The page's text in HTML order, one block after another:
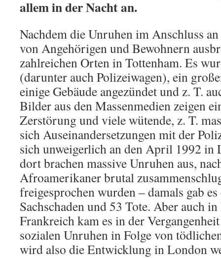
allem in der Nacht an.
Nachdem die Unruhen im Anschluss
von Angehörigen und Bewohnern
zahlreichen Orten in Tottenham. Es
(darunter auch Polizeiwagen), ein
einige Gebäude angezündet und z. T.
Bilder aus den Massenmedien zeigen
Zerstörung und viele wütende, z. T.
sich Auseinandersetzungen mit der
sich unweigerlich an den April 1992 in
dort brachen massive Unruhen aus,
Afroamerikaner brutal
freigesprochen wurden – damals gab
Sachschaden und 53 Tote. Aber auch
Frankreich kam es in der
sozialen Unruhen in Folge von
wird also die Entwicklung in London